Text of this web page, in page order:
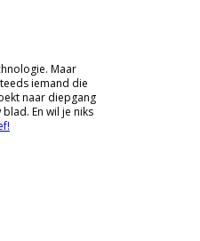
Maar
iemand die
naar diepgang
En wil je niks